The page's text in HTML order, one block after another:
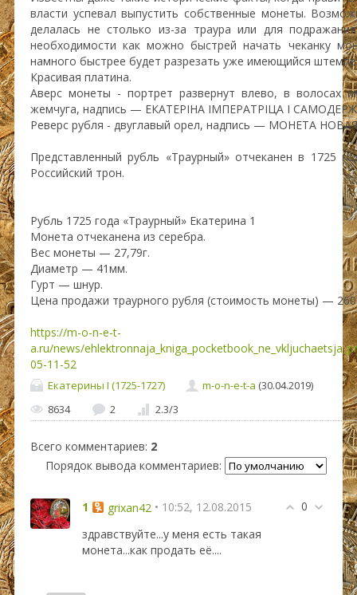
власти успевал выпустить собственные монеты.
делалась не столько из-за траура или для
необходимости как можно быстрей начать чеканку
намного быстрее будет разрезать уже имеющийся
Красивая платина.
Аверс монеты - портрет развернут влево, в волосах
жемчуга, надпись — ЕКАТЕРIНА IМПЕРАТРIЦА I
Реверс рубля - двуглавый орел, надпись — МОНЕТА
Представленный рубль «Траурный» отчеканен в 1725
Российский трон.
Рубль 1725 года «Траурный» Екатерина 1
Монета отчеканена из серебра.
Вес монеты — 27,79г.
Диаметр — 41мм.
Гурт — шнур.
Цена продажи траурного рубля (стоимость монеты) —
https://m-o-n-e-t-
a.ru/news/
05-11-52
Екатерины I (1725-1727) m-o-n-e-t-a (30.04.2019)
8634
2 2.3/3
Всего комментариев: 2
Порядок вывода комментариев:
0
1 grixan42 • 10:52, 12.08.2015
здравствуйте...у меня есть такая
монета...как продать её....